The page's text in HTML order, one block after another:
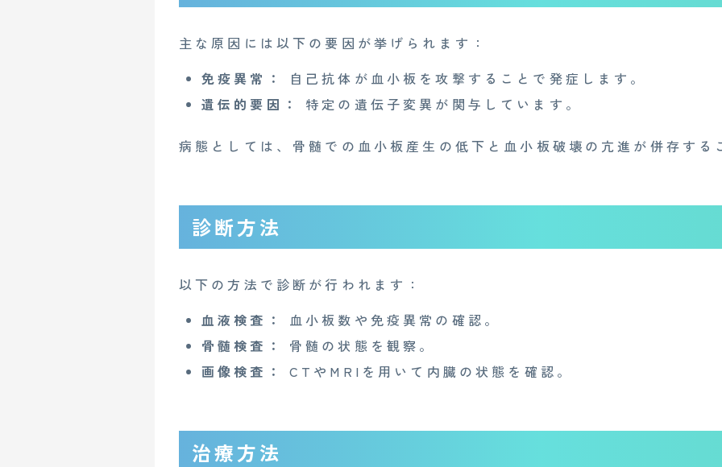
主な原因には以下の要因が挙げられます：
免疫異常：
自己抗体が血小板を攻撃することで発症します。
遺伝的要因：
特定の遺伝子変異が関与しています。
病態としては、骨髄での血小板産生の低下と血小板破壊の亢進が併存する
診断方法
以下の方法で診断が行われます：
血液検査：
血小板数や免疫異常の確認。
骨髄検査：
骨髄の状態を観察。
画像検査：
CTやMRIを用いて内臓の状態を確認。
治療方法
CONTACT
Mente for Biz [メンテ]